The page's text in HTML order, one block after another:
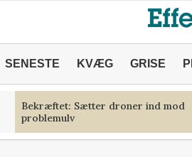
SENESTE KVÆG GRISE
Bekræftet: Sætter droner ind mod
problemulv